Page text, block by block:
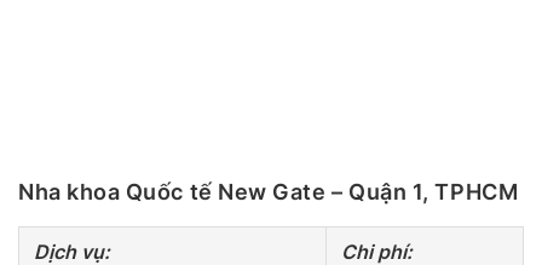
Nha khoa Quốc tế New Gate – Quận 1, TPHCM
Dịch vụ: Chi phí: